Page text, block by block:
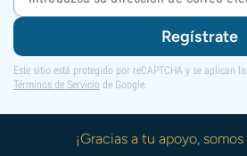
Regístrate
Este sitio está protegido por reCAPTCHA y se aplican la
Términos de Servicio de Google.
¡Gracias a tu apoyo,